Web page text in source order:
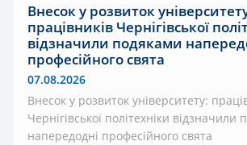
Внесок у розвиток
працівників Чернігівської
відзначили подяками
професійного свята
07.08.2026
Внесок у розвиток університету:
Чернігівської політехніки відзначили
напередодні професійного свята